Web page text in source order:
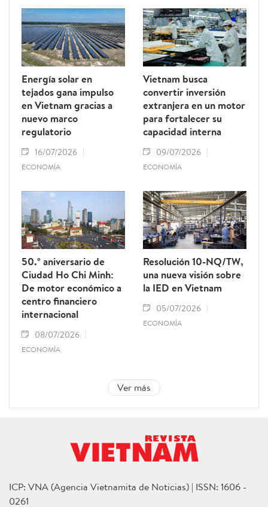
Energía solar en
tejados gana impulso
en Vietnam gracias a
nuevo marco
regulatorio
16/07/2026
ECONOMÍA
Vietnam busca
convertir inversión
extranjera en un motor
para fortalecer su
capacidad interna
09/07/2026
ECONOMÍA
50.º aniversario de
Ciudad Ho Chi Minh:
De motor económico a
centro financiero
internacional
08/07/2026
ECONOMÍA
Resolución 10-NQ/TW,
una nueva visión sobre
la IED en Vietnam
05/07/2026
ECONOMÍA
Ver más
ICP: VNA (Agencia Vietnamita de Noticias) | ISSN: 1606 -
0261